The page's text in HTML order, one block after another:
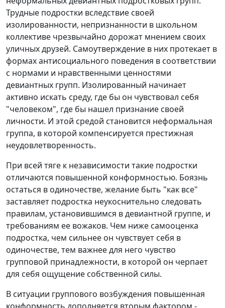
Трудные подростки вследствие своей
изолированности, непризнанности в школьном
коллективе чрезвычайно дорожат мнением своих
уличных друзей. Самоутверждение в них протекает в
формах антисоциального поведения в соответствии
с нормами и нравственными ценностями
девиантных групп. Изолированный начинает
активно искать среду, где бы он чувствовал себя
"человеком", где бы нашел признание своей
личности. И этой средой становится неформальная
группа, в которой компенсируется престижная
неудовлетворенность.
При всей тяге к независимости такие подростки
отличаются повышенной конформностью. Боязнь
остаться в одиночестве, желание быть "как все"
заставляет подростка неукоснительно следовать
правилам, установившимся в девиантной группе, и
требованиям ее вожаков. Чем ниже самооценка
подростка, чем сильнее он чувствует себя в
одиночестве, тем важнее для него чувство
групповой принадлежности, в которой он черпает
для себя ощущение собственной силы.
В ситуации группового возбуждения повышенная